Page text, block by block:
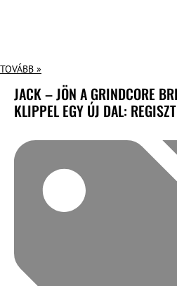
TOVÁBB »
JACK – JÖN A GRINDCORE
KLIPPEL EGY ÚJ DAL: